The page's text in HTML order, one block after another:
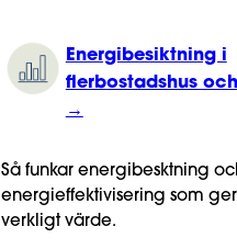
Energibesiktning i
flerbostadshus och
→
Så funkar energibesktning
energieffektivisering som ger
verkligt värde.